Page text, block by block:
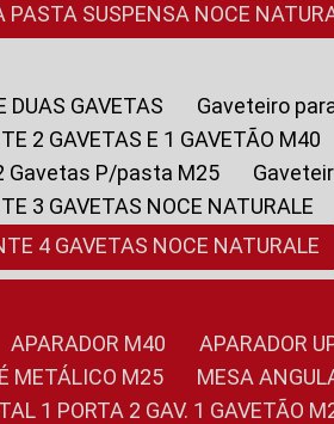
PASTA SUSPENSA NOCE
DUAS GAVETAS
Gaveteiro
2 GAVETAS E 1 GAVETÃO M40
Gavetas P/pasta M25
3 GAVETAS NOCE NATURALE
4 GAVETAS NOCE NATURALE
APARADOR M40 APARADOR
METÁLICO M25
MESA
1 PORTA 2 GAV. 1 GAVETÃO